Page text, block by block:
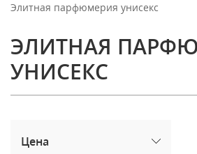
Элитная парфюмерия унисекс
ЭЛИТНАЯ
УНИСЕКС
Цена